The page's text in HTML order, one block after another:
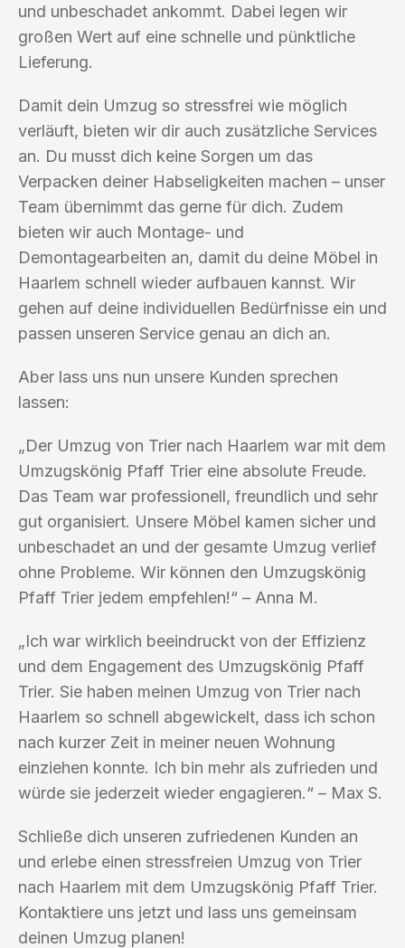
und unbeschadet ankommt. Dabei legen wir
großen Wert auf eine schnelle und pünktliche
Lieferung.
Damit dein Umzug so stressfrei wie möglich
verläuft, bieten wir dir auch zusätzliche Services
an. Du musst dich keine Sorgen um das
Verpacken deiner Habseligkeiten machen – unser
Team übernimmt das gerne für dich. Zudem
bieten wir auch Montage- und
Demontagearbeiten an, damit du deine Möbel in
Haarlem schnell wieder aufbauen kannst. Wir
gehen auf deine individuellen Bedürfnisse ein und
passen unseren Service genau an dich an.
Aber lass uns nun unsere Kunden sprechen
lassen:
„Der Umzug von Trier nach Haarlem war mit dem
Umzugskönig Pfaff Trier eine absolute Freude.
Das Team war professionell, freundlich und sehr
gut organisiert. Unsere Möbel kamen sicher und
unbeschadet an und der gesamte Umzug verlief
ohne Probleme. Wir können den Umzugskönig
Pfaff Trier jedem empfehlen!“ – Anna M.
„Ich war wirklich beeindruckt von der Effizienz
und dem Engagement des Umzugskönig Pfaff
Trier. Sie haben meinen Umzug von Trier nach
Haarlem so schnell abgewickelt, dass ich schon
nach kurzer Zeit in meiner neuen Wohnung
einziehen konnte. Ich bin mehr als zufrieden und
würde sie jederzeit wieder engagieren.“ – Max S.
Schließe dich unseren zufriedenen Kunden an
und erlebe einen stressfreien Umzug von Trier
nach Haarlem mit dem Umzugskönig Pfaff Trier.
Kontaktiere uns jetzt und lass uns gemeinsam
deinen Umzug planen!